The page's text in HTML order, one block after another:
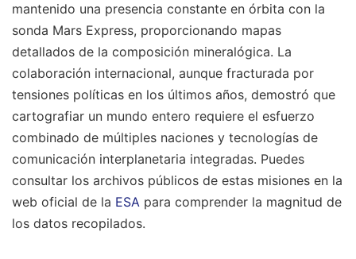
mantenido una presencia constante en órbita con la
sonda Mars Express, proporcionando mapas
detallados de la composición mineralógica. La
colaboración internacional, aunque fracturada por
tensiones políticas en los últimos años, demostró que
cartografiar un mundo entero requiere el esfuerzo
combinado de múltiples naciones y tecnologías de
comunicación interplanetaria integradas. Puedes
consultar los archivos públicos de estas misiones en la
web oficial de la ESA para comprender la magnitud de
los datos recopilados.